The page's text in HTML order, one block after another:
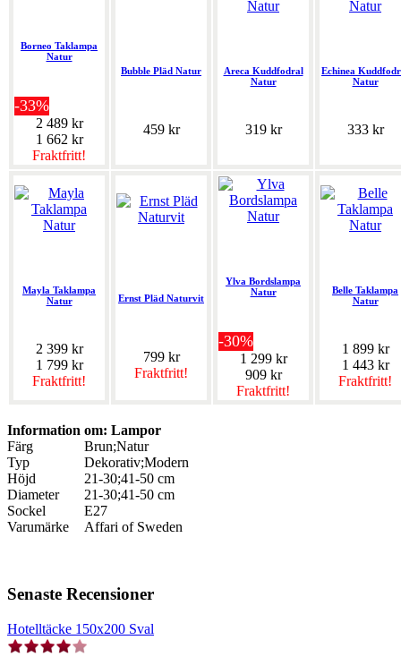
Borneo Taklampa
Natur
-33%
2 489 kr
1 662 kr
Fraktfritt!
Bubble Pläd Natur
459 kr
Areca Kuddfodral
Natur
319 kr
Echinea
Natur
333 kr
Mayla Taklampa
Natur
2 399 kr
1 799 kr
Fraktfritt!
Ernst Pläd Naturvit
799 kr
Fraktfritt!
Ylva Bordslampa
Natur
-30%
1 299 kr
909 kr
Fraktfritt!
Belle Taklampa
Natur
1 899 kr
1 443 kr
Fraktfritt!
Information om: Lampor
Färg
Brun;Natur
Typ
Dekorativ;Modern
Höjd
21-30;41-50 cm
Diameter
21-30;41-50 cm
Sockel
E27
Varumärke
Affari of Sweden
Senaste Recensioner
Hotelltäcke 150x200 Sval